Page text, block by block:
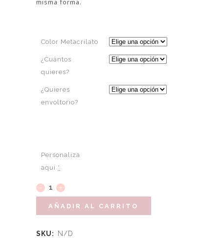
misma forma.
Color Metacrilato
¿Cuántos
quieres?
¿Quieres
envoltorio?
Personaliza
aquí *
AÑADIR AL CARRITO
SKU:
N/D